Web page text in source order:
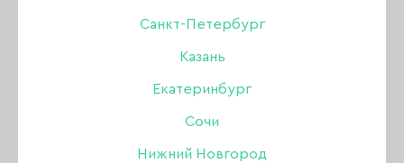
Санкт-Петербург
Казань
Екатеринбург
Сочи
Нижний Новгород